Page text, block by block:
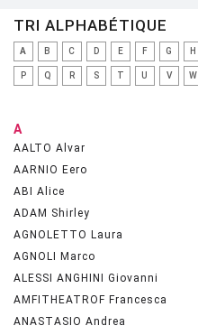
TRI ALPHABÉTIQUE
A B C D E F G H
P Q R S T U V W
A
AALTO Alvar
AARNIO Eero
ABI Alice
ADAM Shirley
AGNOLETTO Laura
AGNOLI Marco
ALESSI ANGHINI Giovanni
AMFITHEATROF Francesca
ANASTASIO Andrea